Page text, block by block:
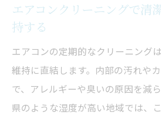
エアコンクリーニングで清
持する
エアコンの定期的なクリーニング
維持に直結します。内部の汚れや
で、アレルギーや臭いの原因を減
県のような湿度が高い地域では、